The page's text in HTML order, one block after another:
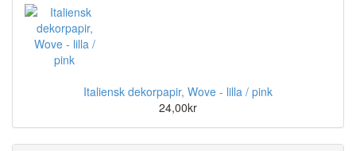
Italiensk dekorpapir, Wove - lilla / pink
24,00kr